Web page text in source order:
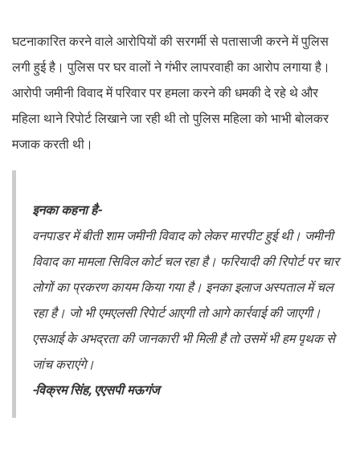
घटनाकारित करने वाले आरोपियों की सरगर्मी से पतासाजी करने में पुलिस
लगी हुई है। पुलिस पर घर वालों ने गंभीर लापरवाही का आरोप लगाया है।
आरोपी जमीनी विवाद में परिवार पर हमला करने की धमकी दे रहे थे और
महिला थाने रिपोर्ट लिखाने जा रही थी तो पुलिस महिला को भाभी बोलकर
मजाक करती थी।
इनका कहना है-
वनपाडर में बीती शाम जमीनी विवाद को लेकर मारपीट हुई थी। जमीनी
विवाद का मामला सिविल कोर्ट चल रहा है। फरियादी की रिपोर्ट पर चार
लोगों का प्रकरण कायम किया गया है। इनका इलाज अस्पताल में चल
रहा है। जो भी एमएलसी रिपेार्ट आएगी तो आगे कार्रवाई की जाएगी।
एसआई के अभद्रता की जानकारी भी मिली है तो उसमें भी हम पृथक से
जांच कराएंगे।
-विक्रम सिंह, एएसपी मऊगंज